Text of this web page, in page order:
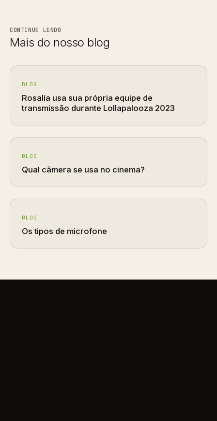
CONTINUE LENDO
Mais do nosso blog
BLOG
Rosalía usa sua própria equipe de
transmissão durante Lollapalooza 2023
BLOG
Qual câmera se usa no cinema?
BLOG
Os tipos de microfone